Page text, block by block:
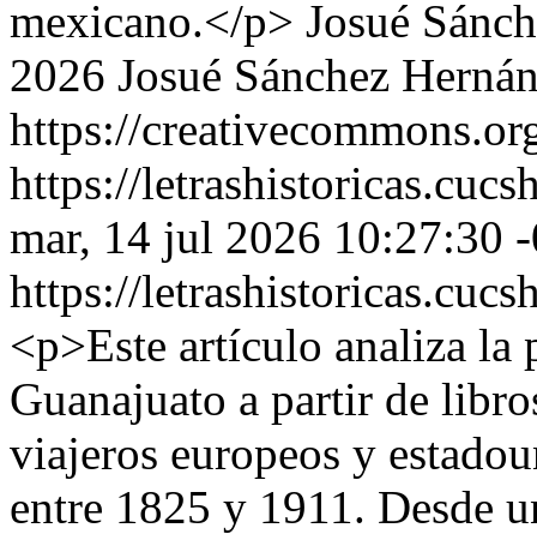
mexicano.</p> Josué
2026 Josué Sánchez
https://
https://
mar, 14 jul 2026 10:27:30
https://
<p>Este artículo analiza la
Guanajuato a partir de
viajeros europeos y
entre 1825 y 1911. Desde